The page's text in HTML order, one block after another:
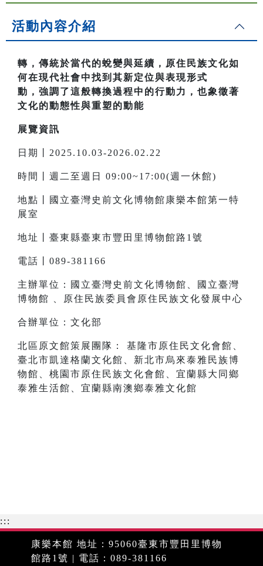
活動內容介紹
轉，傳統於當代的蛻變與延續，原住民族文化如
何在現代社會中找到其新定位與表現形式
動，強調了這般轉換過程中的行動力，也象徵著
文化的動態性與重塑的動能
展覽資訊
日期丨2025.10.03-2026.02.22
時間丨週二至週日 09:00~17:00(週一休館)
地點丨國立臺灣史前文化博物館康樂本館第一特
展室
地址丨臺東縣臺東市豐田里博物館路1號
電話丨089-381166
主辦單位：國立臺灣史前文化博物館、國立臺灣
博物館 、原住民族委員會原住民族文化發展中心
合辦單位：文化部
北區原文館策展團隊： 基隆市原住民文化會館、
臺北市凱達格蘭文化館、新北市烏來泰雅民族博
物館、桃園市原住民族文化會館、宜蘭縣大同鄉
泰雅生活館、宜蘭縣南澳鄉泰雅文化館
:::
康樂本館 地址：95060臺東市豐田里博物
館路1號 | 電話：089-381166